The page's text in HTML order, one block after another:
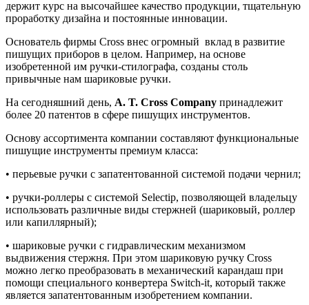
держит курс на высочайшее качество продукции, тщательную
проработку дизайна и постоянные инновации.
Основатель фирмы Cross внес огромный вклад в развитие
пишущих приборов в целом. Например, на основе
изобретенной им ручки-стилографа, созданы столь
привычные нам шариковые ручки.
На сегодняшний день, A. T. Cross Company принадлежит
более 20 патентов в сфере пишущих инструментов.
Основу ассортимента компании составляют функциональные
пишущие инструменты премиум класса:
• перьевые ручки с запатентованной системой подачи чернил;
• ручки-роллеры с системой Selectip, позволяющей владельцу
использовать различные виды стержней (шариковый, роллер
или капиллярный);
• шариковые ручки с гидравлическим механизмом
выдвижения стержня. При этом шариковую ручку Cross
можно легко преобразовать в механический карандаш при
помощи специального конвертера Switch-it, который также
является запатентованным изобретением компании.